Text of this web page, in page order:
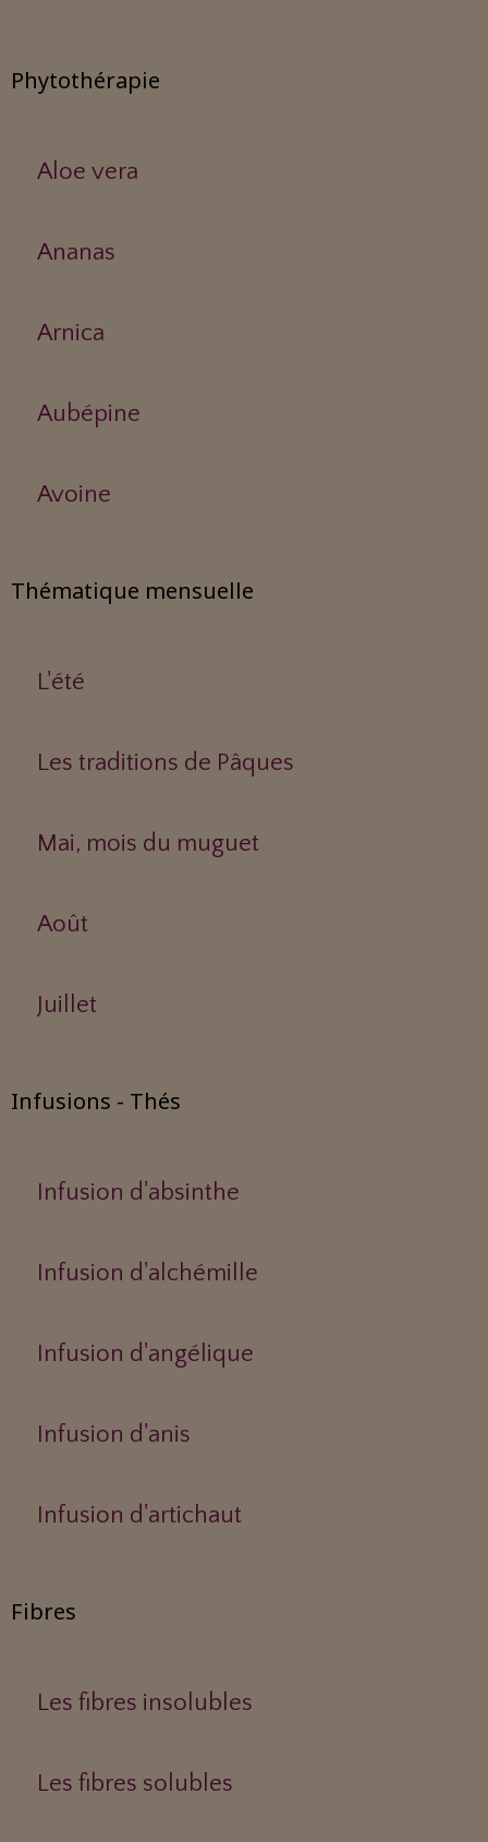
Phytothérapie
Aloe vera
Ananas
Arnica
Aubépine
Avoine
Thématique mensuelle
L'été
Les traditions de Pâques
Mai, mois du muguet
Août
Juillet
Infusions - Thés
Infusion d'absinthe
Infusion d'alchémille
Infusion d'angélique
Infusion d'anis
Infusion d'artichaut
Fibres
Les fibres insolubles
Les fibres solubles